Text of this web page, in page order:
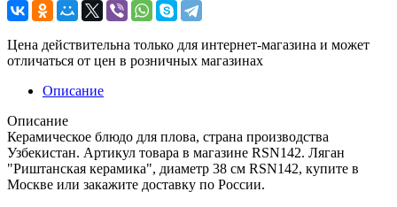
Цена действительна только для интернет-магазина и может
отличаться от цен в розничных магазинах
Описание
Описание
Керамическое блюдо для плова, страна производства
Узбекистан. Артикул товара в магазине RSN142. Ляган
"Риштанская керамика", диаметр 38 см RSN142, купите в
Москве или закажите доставку по России.